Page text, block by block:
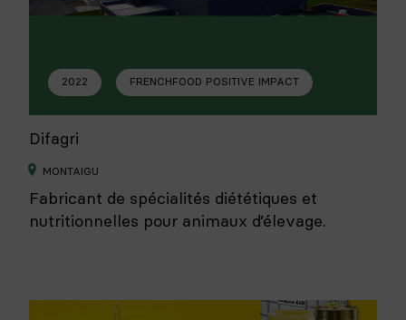
2022 FRENCHFOOD POSITIVE IMPACT
Difagri
MONTAIGU
Fabricant de spécialités diététiques et
nutritionnelles pour animaux d’élevage.